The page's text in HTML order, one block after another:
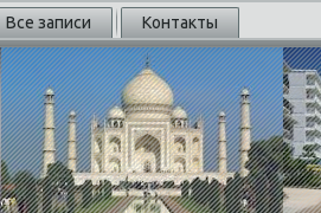
Все записи Контакты